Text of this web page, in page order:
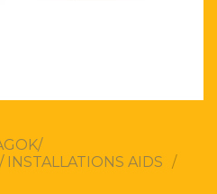
INSTALLATIONS AIDS /